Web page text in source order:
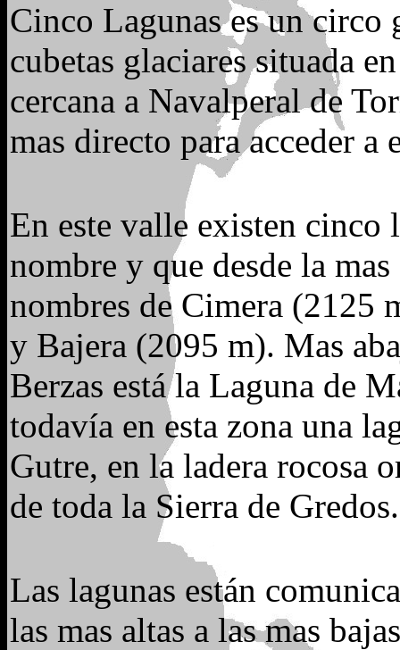
Cinco Lagunas es un circo
cubetas glaciares situada
cercana a Navalperal de
mas directo para acceder a
En este valle existen cinco
nombre y que desde la
nombres de Cimera (2125
y Bajera (2095 m). Mas
Berzas está la Laguna de
todavía en esta zona una
Gutre, en la ladera rocosa
de toda la Sierra de Gredos.
Las lagunas están
las mas altas a las mas